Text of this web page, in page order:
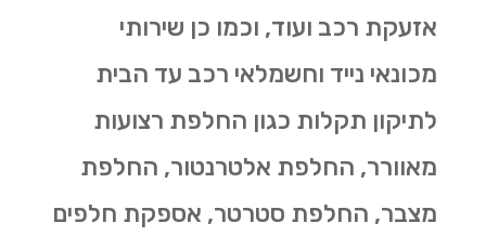
אזעקת רכב ועוד, וכמו כן שירותי
מכונאי נייד וחשמלאי רכב עד הבית
לתיקון תקלות כגון החלפת רצועות
מאוורר, החלפת אלטרנטור, החלפת
מצבר, החלפת סטרטר, אספקת חלפים